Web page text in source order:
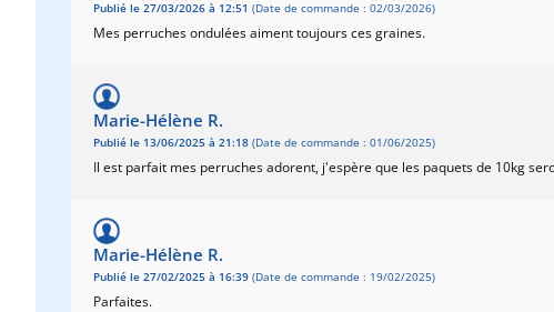
Publié le 27/03/2026 à 12:51 (Date de commande : 02/03/2026)
Mes perruches ondulées aiment toujours ces graines.
Marie-Hélène R.
Publié le 13/06/2025 à 21:18 (Date de commande : 01/06/2025)
Il est parfait mes perruches adorent, j'espère que les paquets de 10kg
Marie-Hélène R.
Publié le 27/02/2025 à 16:39 (Date de commande : 19/02/2025)
Parfaites.